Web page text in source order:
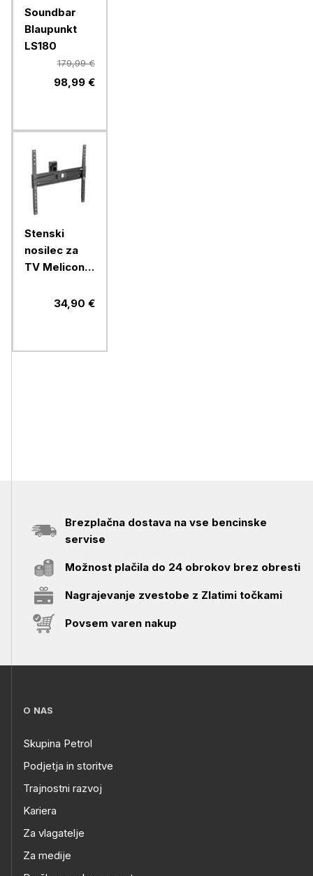
Soundbar
Blaupunkt
LS180
179,99 €
98,99 €
Stenski
nosilec za
TV Meliconi,
FTR400 CG
34,90 €
Brezplačna dostava na vse bencinske
servise
Možnost plačila do 24 obrokov brez obresti
Nagrajevanje zvestobe z Zlatimi točkami
Povsem varen nakup
O NAS
Skupina Petrol
Podjetja in storitve
Trajnostni razvoj
Kariera
Za vlagatelje
Za medije